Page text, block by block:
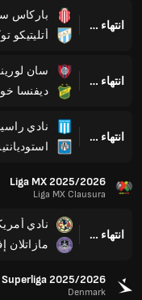
انتهاء وقت المباراة
باركاس
أتليتيكو
انتهاء وقت المباراة
سان
ديفنسا
انتهاء وقت المباراة
نادي
Liga MX 2025/2026
Liga MX Clausura
انتهاء وقت المباراة
نادي
Superliga 2025/2026
Denmark